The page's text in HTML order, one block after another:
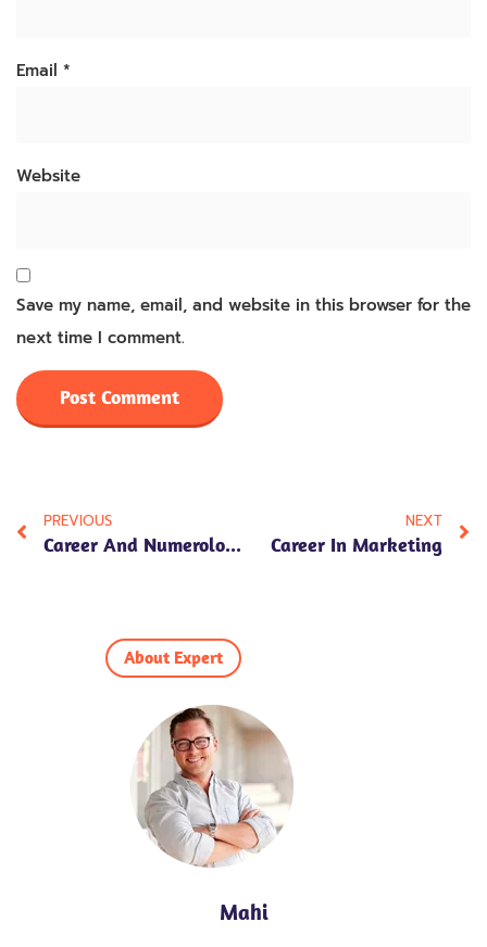
Email *
Website
Save my name, email, and website in this browser for the
next time I comment.
PREVIOUS
Career And Numerology
NEXT
Career In Marketing
About Expert
Mahi